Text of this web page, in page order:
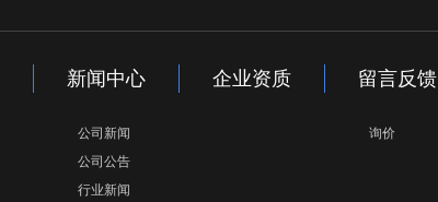
新闻中心
公司新闻
公司公告
行业新闻
企业资质 留言反馈
询价